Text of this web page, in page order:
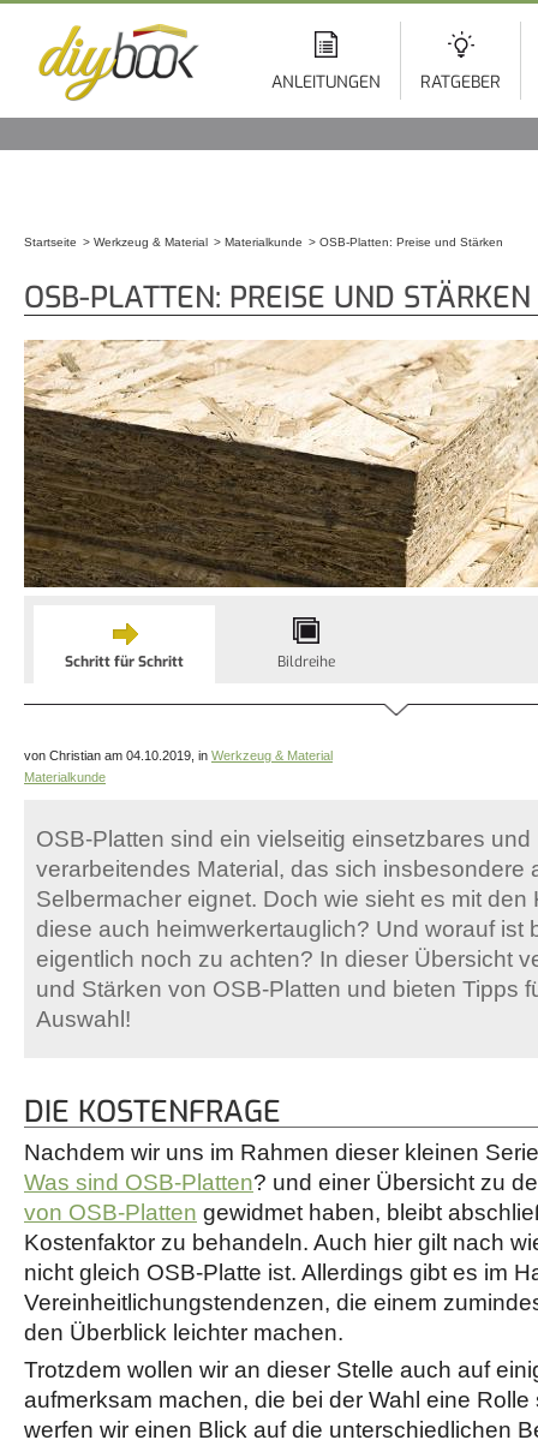
ANLEITUNGEN RATGEBER
Startseite Werkzeug & Material Materialkunde OSB-Platten: Preise und Stärken
OSB-PLATTEN: PREISE UND STÄRKEN
Schritt für Schritt Bildreihe
von Christian am 04.10.2019, in Werkzeug & Material
Materialkunde
OSB-Platten sind ein vielseitig einsetzbares und
verarbeitendes Material, das sich insbesondere
Selbermacher eignet. Doch wie sieht es mit den
diese auch heimwerkertauglich? Und worauf ist
eigentlich noch zu achten? In dieser Übersicht
und Stärken von OSB-Platten und bieten Tipps
Auswahl!
DIE KOSTENFRAGE
Nachdem wir uns im Rahmen dieser kleinen
Was sind OSB-Platten? und einer Übersicht zu
von OSB-Platten gewidmet haben, bleibt
Kostenfaktor zu behandeln. Auch hier gilt nach
nicht gleich OSB-Platte ist. Allerdings gibt es im
Vereinheitlichungstendenzen, die einem
den Überblick leichter machen.
Trotzdem wollen wir an dieser Stelle auch auf
aufmerksam machen, die bei der Wahl eine
werfen wir einen Blick auf die unterschiedlichen